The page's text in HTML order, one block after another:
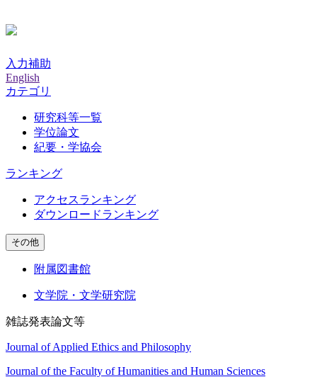
入力補助
English
カテゴリ
研究科等一覧
学位論文
紀要・学協会
ランキング
アクセスランキング
ダウンロードランキング
その他
附属図書館
文学院・文学研究院
雑誌発表論文等
Journal of Applied Ethics and Philosophy
Journal of the Faculty of Humanities and Human Sciences